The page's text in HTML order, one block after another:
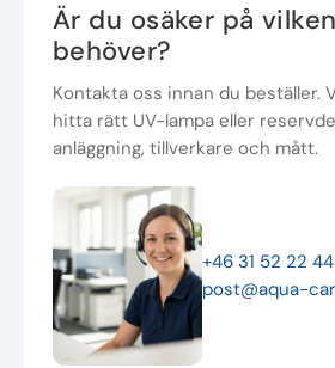
Är du osäker på
behöver?
Kontakta oss innan du beställer.
hitta rätt UV-lampa eller
anläggning, tillverkare och mått.
+46 31 52 22 44
post@aqua-